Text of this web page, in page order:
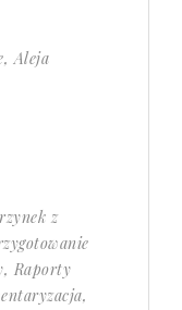
Aleja
z
Raporty